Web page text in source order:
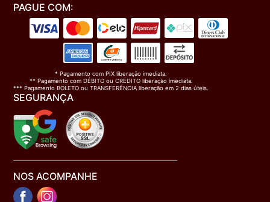
PAGUE COM:
* Pagamento com PIX liberação imediata.
** Pagamento com DÉBITO ou CRÉDITO liberação imediata.
*** Pagamento BOLETO ou TRANSFERÊNCIA liberação em 2 dias úteis.
SEGURANÇA
NOS ACOMPANHE